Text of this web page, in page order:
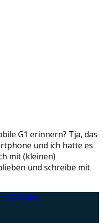
G1 erinnern? Tja, das
und ich hatte es
mit (kleinen)
und schreibe mit